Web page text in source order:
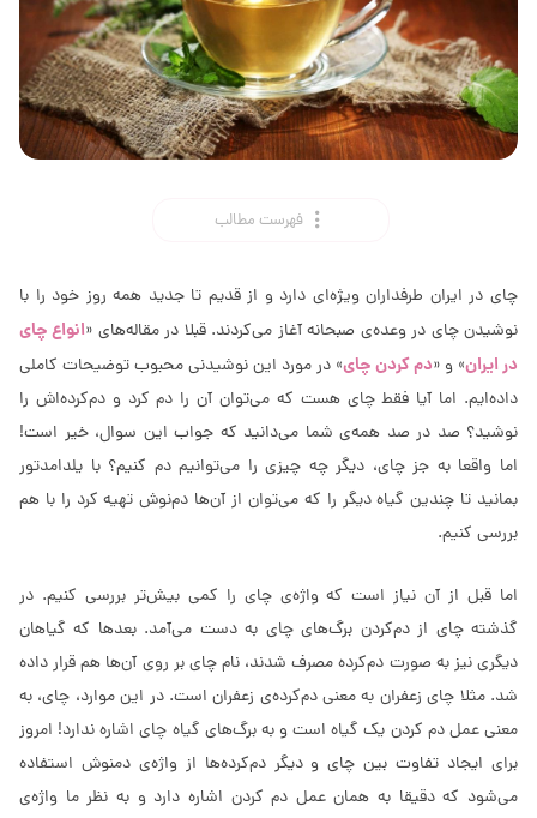
فهرست مطالب
چای در ایران طرفداران ویژه‌ای دارد و از قدیم تا جدید همه روز خود را با
نوشیدن چای در وعده‌ی صبحانه آغاز می‌کردند. قبلا در مقاله‌های «انواع چای
در ایران» و «دم کردن چای» در مورد این نوشیدنی محبوب توضیحات کاملی
داده‌ایم. اما آیا فقط چای هست که می‌توان آن را دم کرد و دم‌کرده‌اش را
نوشید؟ صد در صد همه‌ی شما می‌دانید که جواب این سوال، خیر است!
اما واقعا به جز چای، دیگر چه چیزی را می‌توانیم دم کنیم؟ با یلدامدتور
بمانید تا چندین گیاه دیگر را که می‌توان از آن‌ها دم‌نوش تهیه کرد را با هم
بررسی کنیم.
اما قبل از آن نیاز است که واژه‌ی چای را کمی بیش‌تر بررسی کنیم. در
گذشته چای از دم‌کردن برگ‌های چای به دست می‌آمد. بعدها که گیاهان
دیگری نیز به صورت دم‌کرده مصرف شدند، نام چای بر روی آن‌ها هم قرار داده
شد. مثلا چای زعفران به معنی دم‌کرده‌ی زعفران است. در این موارد، چای، به
معنی عمل دم کردن یک گیاه است و به برگ‌های گیاه چای اشاره ندارد! امروز
برای ایجاد تفاوت بین چای و دیگر دم‌کرده‌ها از واژه‌ی دمنوش استفاده
می‌شود که دقیقا به همان عمل دم کردن اشاره دارد و به نظر ما واژه‌ی